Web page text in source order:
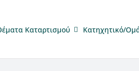
Καταρτισμού Κατηχητικό/